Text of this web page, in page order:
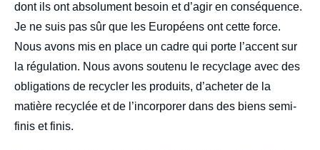
dont ils ont absolument besoin et d’agir en conséquence.
Je ne suis pas sûr que les Européens ont cette force.
Nous avons mis en place un cadre qui porte l’accent sur
la régulation. Nous avons soutenu le recyclage avec des
obligations de recycler les produits, d’acheter de la
matière recyclée et de l’incorporer dans des biens semi-
finis et finis.